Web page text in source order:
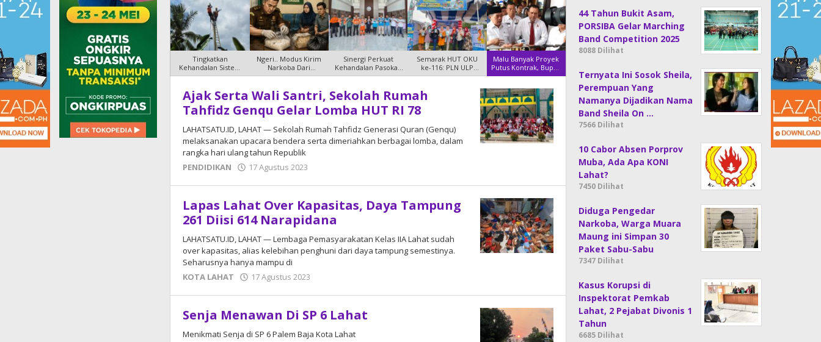
Tingkatkan
Kehandalan Sistem
Kelistrikan, PLN
Ngeri.. Modus Kirim
Narkoba Dari
Tahanan Yang
Sinergi Perkuat
Kehandalan Pasokan
Listrik, P
Semarak HUT OKU
ke-116: PLN ULP
Baturaja Hadi
Malu Banyak Proyek
Putus Kontrak, Bupati
Laha
Lahatsatu.id
Ajak Serta Wali Santri, Sekolah Rumah
Tahfidz Genqu Gelar Lomba HUT RI 78
LAHATSATU.ID, LAHAT — Sekolah Rumah Tahfidz Generasi Quran (Genqu)
melaksanakan upacara bendera serta dimeriahkan berbagai lomba, dalam
rangka hari ulang tahun Republik
PENDIDIKAN
17 Agustus 2023
Lapas Lahat Over Kapasitas, Daya Tampung
261 Diisi 614 Narapidana
LAHATSATU.ID, LAHAT — Lembaga Pemasyarakatan Kelas IIA Lahat sudah
over kapasitas, alias kelebihan penghuni dari daya tampung semestinya.
Seharusnya hanya mampu di
KOTA LAHAT
17 Agustus 2023
Senja Menawan Di SP 6 Lahat
Menikmati Senja di SP 6 Palem Baja Kota Lahat
44 Tahun Bukit Asam,
PORSIBA Gelar Marching
Band Competition 2025
8088 Dilihat
Ternyata Ini Sosok Sheila,
Perempuan Yang
Namanya Dijadikan Nama
Band Sheila On …
7566 Dilihat
10 Cabor Absen Porprov
Muba, Ada Apa KONI
Lahat?
7450 Dilihat
Diduga Pengedar
Narkoba, Warga Muara
Maung ini Simpan 30
Paket Sabu-Sabu
7347 Dilihat
Kasus Korupsi di
Inspektorat Pemkab
Lahat, 2 Pejabat Divonis 1
Tahun
6685 Dilihat